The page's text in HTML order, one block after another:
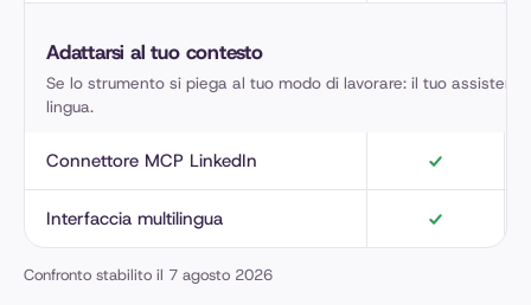
Adattarsi al tuo contesto
Se lo strumento si piega al tuo modo di lavorare: il tuo
lingua.
Connettore MCP LinkedIn
Interfaccia multilingua
Confronto stabilito il 7 agosto 2026